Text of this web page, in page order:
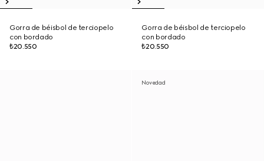
Gorra de béisbol de terciopelo
con bordado
₺20.550
Gorra de béisbol de terciopelo
con bordado
₺20.550
Novedad